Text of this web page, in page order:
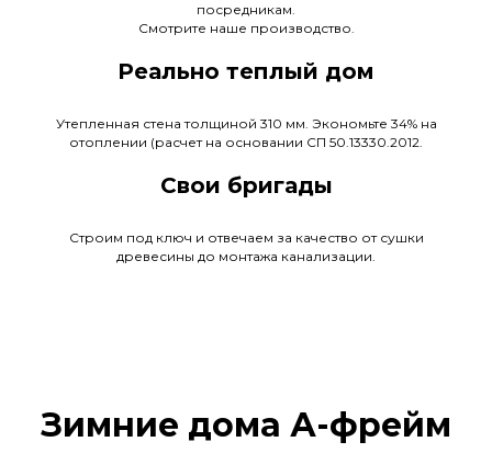
посредникам.
Смотрите наше производство.
Реально теплый дом
Утепленная стена толщиной 310 мм. Экономьте 34% на
отоплении (расчет на основании СП 50.13330.2012.
Свои бригады
Строим под ключ и отвечаем за качество от сушки
древесины до монтажа канализации.
Зимние дома А-фрейм